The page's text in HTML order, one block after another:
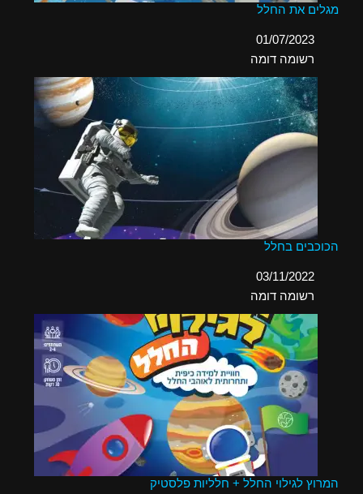
מגלים את החלל
תאריך01/07/2023
בהקשר ל-
רשומה דומה
הכוכבים בחלל
תאריך03/11/2022
בהקשר ל-
רשומה דומה
המרוץ לגילוי החלל + חלליות פלסטיק